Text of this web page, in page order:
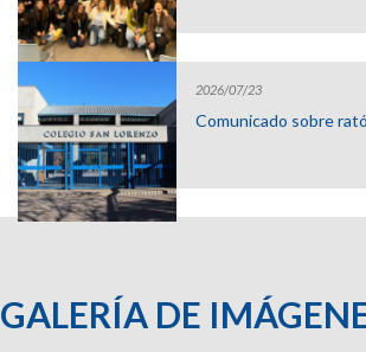
2026/07/23
Comunicado sobre
GALERÍA DE